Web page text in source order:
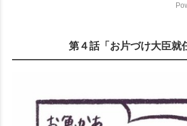
第４話「お片づけ大臣就